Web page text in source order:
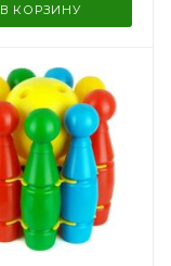
В КОРЗИНУ